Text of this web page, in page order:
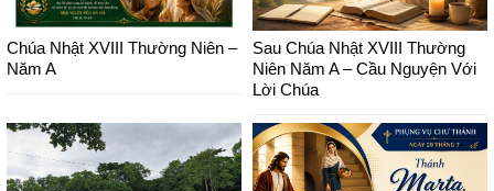
Chúa Nhật XVIII Thường Niên –
Năm A
Sau Chúa Nhật XVIII Thường
Niên Năm A – Cầu Nguyện Với
Lời Chúa